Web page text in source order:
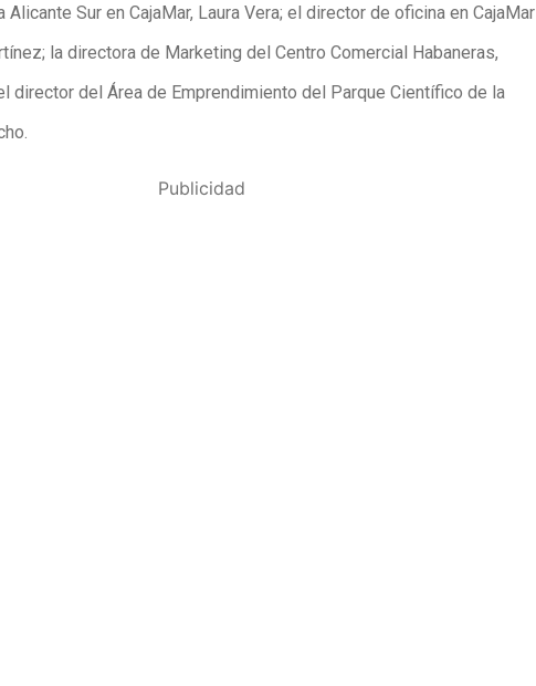
Alicante Sur en CajaMar, Laura Vera; el director de oficina en CajaMar
la directora de Marketing del Centro Comercial Habaneras,
director del Área de Emprendimiento del Parque Científico de la
Publicidad